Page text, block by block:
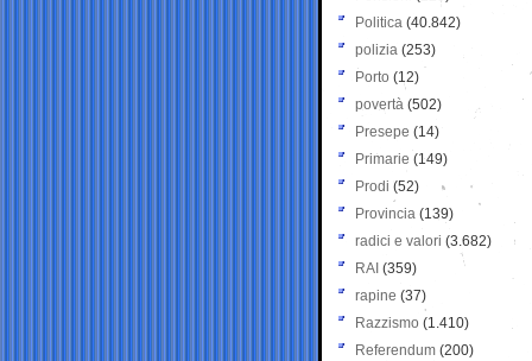
Politica (40.842)
polizia (253)
Porto (12)
povertà (502)
Presepe (14)
Primarie (149)
Prodi (52)
Provincia (139)
radici e valori (3.682)
RAI (359)
rapine (37)
Razzismo (1.410)
Referendum (200)